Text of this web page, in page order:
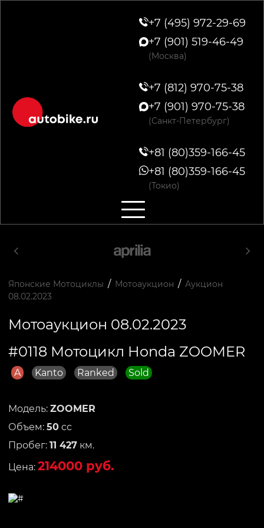
+7 (495) 972-29-69
+7 (901) 519-46-49
(Москва)
+7 (812) 970-75-38
+7 (901) 970-75-38
(Санкт-Петербург)
+81 (80)359-166-45
+81 (80)359-166-45
(Токио)
Японские Мотоциклы / Мотоаукцион / Аукцион
08.02.2023
Мотоаукцион 08.02.2023
#0118 Мотоцикл Honda ZOOMER
A Kanto Ranked Sold
Модель: ZOOMER
Объем: 50 сс
Пробег: 11 427 км.
Цена: 214000 руб.